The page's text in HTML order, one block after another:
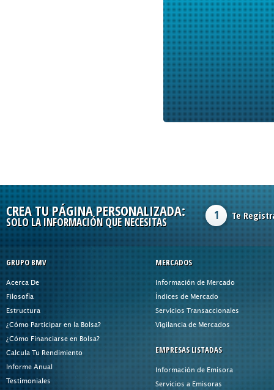
CREA TU PÁGINA PERSONALIZADA:
SOLO LA INFORMACIÓN QUE NECESITAS
1 Te
GRUPO BMV
Acerca De
Filosofía
Estructura
¿Cómo Participar en la Bolsa?
¿Cómo Financiarse en Bolsa?
Calcula Tu Rendimiento
Informe Anual
Testimoniales
MERCADOS
Información de Mercado
Índices de Mercado
Servicios Transaccionales
Vigilancia de Mercados
EMPRESAS LISTADAS
Información de Emisora
Servicios a Emisoras